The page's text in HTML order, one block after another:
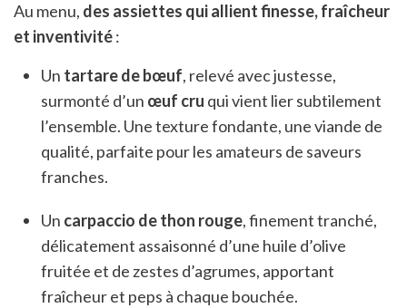
Au menu, des assiettes qui allient finesse, fraîcheur
et inventivité:
Un tartare de bœuf, relevé avec justesse,
surmonté d’un œuf cru qui vient lier subtilement
l’ensemble. Une texture fondante, une viande de
qualité, parfaite pour les amateurs de saveurs
franches.
Un carpaccio de thon rouge, finement tranché,
délicatement assaisonné d’une huile d’olive
fruitée et de zestes d’agrumes, apportant
fraîcheur et peps à chaque bouchée.